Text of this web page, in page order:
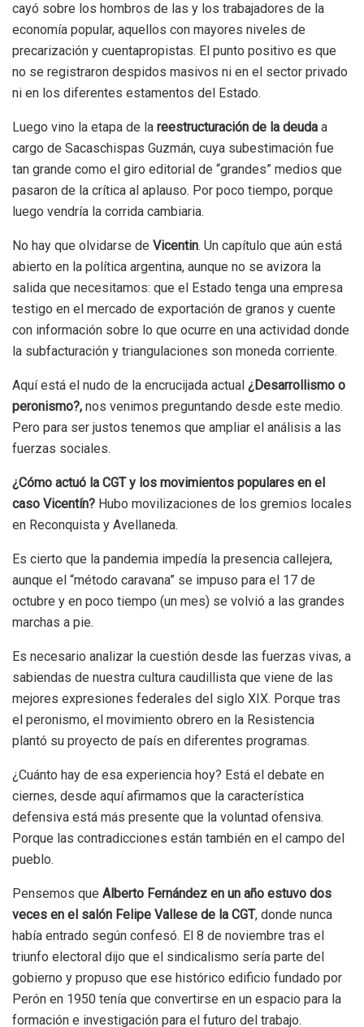
cayó sobre los hombros de las y los trabajadores de la
economía popular, aquellos con mayores niveles de
precarización y cuentapropistas. El punto positivo es que
no se registraron despidos masivos ni en el sector privado
ni en los diferentes estamentos del Estado.
Luego vino la etapa de la reestructuración de la deuda a
cargo de Sacaschispas Guzmán, cuya subestimación fue
tan grande como el giro editorial de “grandes” medios que
pasaron de la crítica al aplauso. Por poco tiempo, porque
luego vendría la corrida cambiaria.
No hay que olvidarse de Vicentin. Un capítulo que aún está
abierto en la política argentina, aunque no se avizora la
salida que necesitamos: que el Estado tenga una empresa
testigo en el mercado de exportación de granos y cuente
con información sobre lo que ocurre en una actividad donde
la subfacturación y triangulaciones son moneda corriente.
Aquí está el nudo de la encrucijada actual ¿Desarrollismo o
peronismo?, nos venimos preguntando desde este medio.
Pero para ser justos tenemos que ampliar el análisis a las
fuerzas sociales.
¿Cómo actuó la CGT y los movimientos populares en el
caso Vicentín? Hubo movilizaciones de los gremios locales
en Reconquista y Avellaneda.
Es cierto que la pandemia impedía la presencia callejera,
aunque el “método caravana” se impuso para el 17 de
octubre y en poco tiempo (un mes) se volvió a las grandes
marchas a pie.
Es necesario analizar la cuestión desde las fuerzas vivas, a
sabiendas de nuestra cultura caudillista que viene de las
mejores expresiones federales del siglo XIX. Porque tras
el peronismo, el movimiento obrero en la Resistencia
plantó su proyecto de país en diferentes programas.
¿Cuánto hay de esa experiencia hoy? Está el debate en
ciernes, desde aquí afirmamos que la característica
defensiva está más presente que la voluntad ofensiva.
Porque las contradicciones están también en el campo del
pueblo.
Pensemos que Alberto Fernández en un año estuvo dos
veces en el salón Felipe Vallese de la CGT, donde nunca
había entrado según confesó. El 8 de noviembre tras el
triunfo electoral dijo que el sindicalismo sería parte del
gobierno y propuso que ese histórico edificio fundado por
Perón en 1950 tenía que convertirse en un espacio para la
formación e investigación para el futuro del trabajo.